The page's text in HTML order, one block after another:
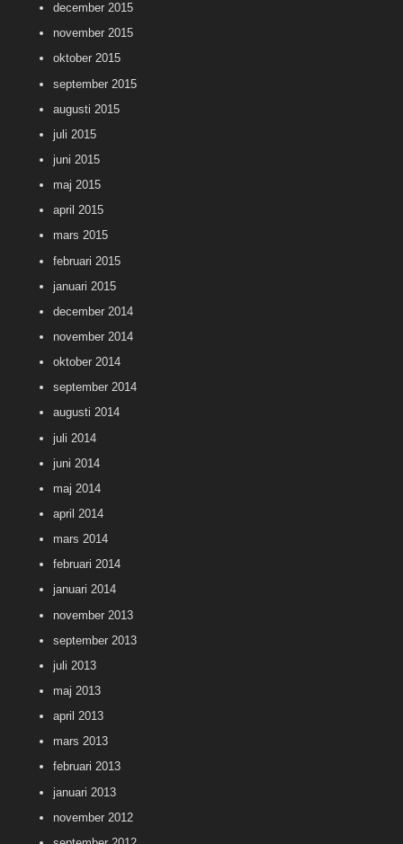
december 2015
november 2015
oktober 2015
september 2015
augusti 2015
juli 2015
juni 2015
maj 2015
april 2015
mars 2015
februari 2015
januari 2015
december 2014
november 2014
oktober 2014
september 2014
augusti 2014
juli 2014
juni 2014
maj 2014
april 2014
mars 2014
februari 2014
januari 2014
november 2013
september 2013
juli 2013
maj 2013
april 2013
mars 2013
februari 2013
januari 2013
november 2012